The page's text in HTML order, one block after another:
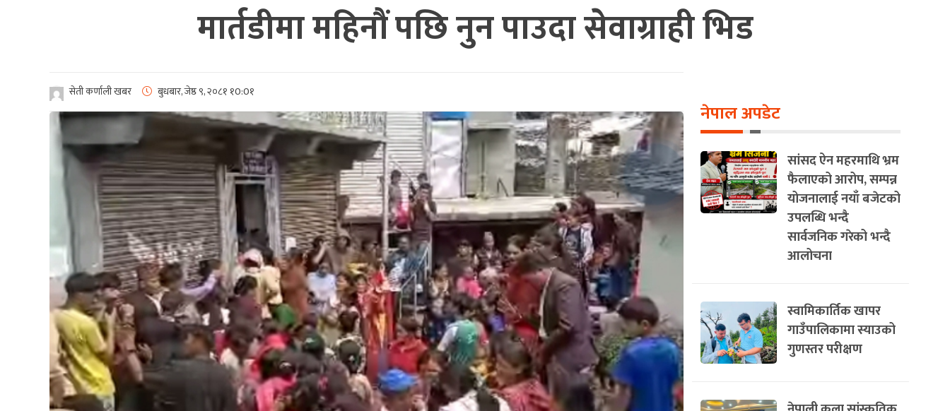
मार्तडीमा महिनौं पछि नुन पाउदा सेवाग्राही भिड
सेती कर्णाली खबर बुधबार, जेष्ठ ९, २०८१ १0:0१
नेपाल अपडेट
सांसद ऐन महरमाथि भ्रम
फैलाएको आरोप, सम्पन्न
योजनालाई नयाँ बजेटको
उपलब्धि भन्दै
सार्वजनिक गरेको भन्दै
आलोचना
स्वामिकार्तिक खापर
गाउँपालिकामा स्याउको
गुणस्तर परीक्षण